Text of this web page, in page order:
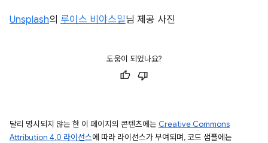
Unsplash의 루이스 비야스밀님 제공 사진
도움이 되었나요?
달리 명시되지 않는 한 이 페이지의 콘텐츠에는 Creative Commons
Attribution 4.0 라이선스에 따라 라이선스가 부여되며, 코드 샘플에는